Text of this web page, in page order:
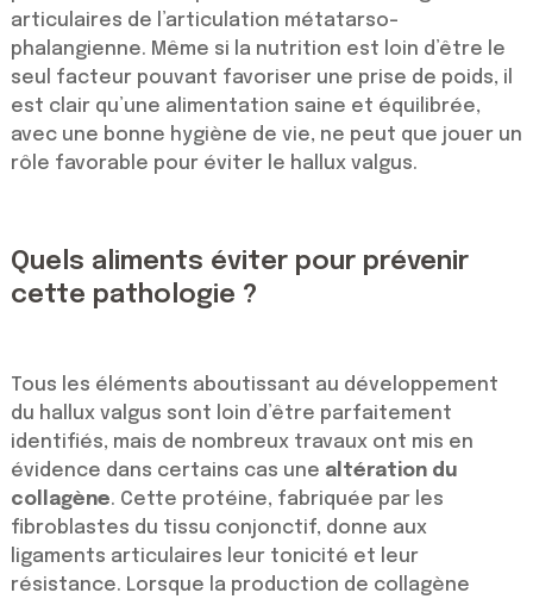
articulaires de l’articulation métatarso-
phalangienne. Même si la nutrition est loin d’être le
seul facteur pouvant favoriser une prise de poids, il
est clair qu’une alimentation saine et équilibrée,
avec une bonne hygiène de vie, ne peut que jouer un
rôle favorable pour éviter le hallux valgus.
Quels aliments éviter pour prévenir
cette pathologie ?
Tous les éléments aboutissant au développement
du hallux valgus sont loin d’être parfaitement
identifiés, mais de nombreux travaux ont mis en
évidence dans certains cas une altération du
collagène. Cette protéine, fabriquée par les
fibroblastes du tissu conjonctif, donne aux
ligaments articulaires leur tonicité et leur
résistance. Lorsque la production de collagène